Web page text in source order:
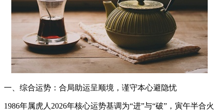
一、综合运势：合局助运呈顺境，谨守本心避隐忧
1986年属虎人2026年核心运势基调为“进”与“破”，寅午半合火